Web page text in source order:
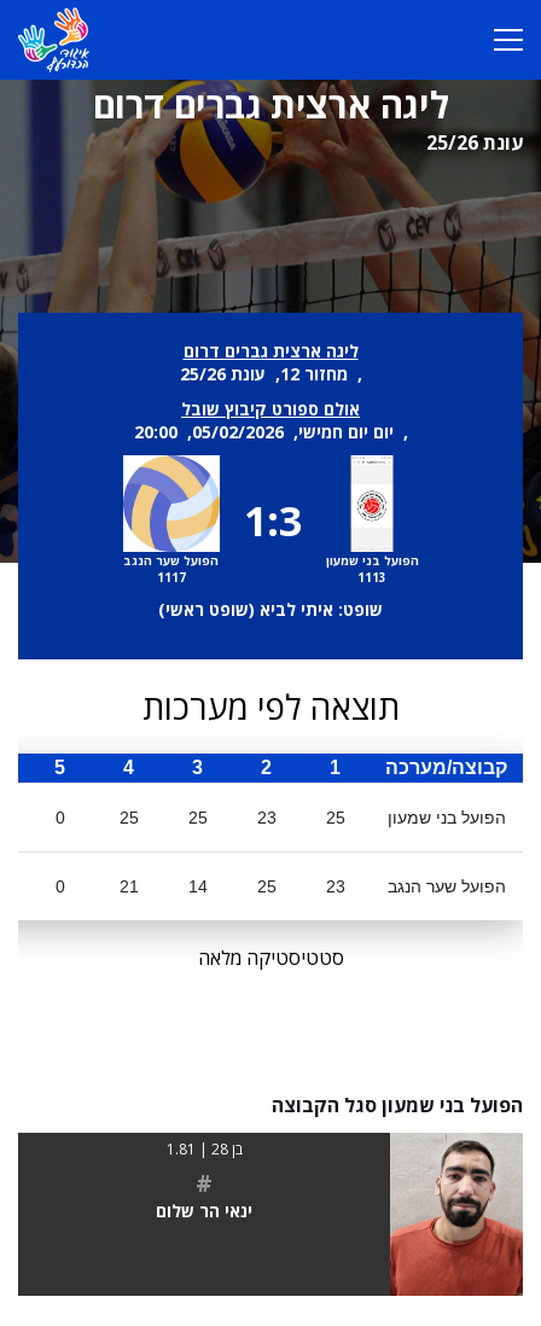
ליגה ארצית גברים דרום
עונת 25/26
ליגה ארצית גברים דרום
, מחזור 12, עונת 25/26
אולם ספורט קיבוץ שובל
, יום יום חמישי, 05/02/2026, 20:00
הפועל בני שמעון
1113
1:3
הפועל שער הנגב
1117
שופט: איתי לביא (שופט ראשי)
תוצאה לפי מערכות
קבוצה/מערכה 1
2
3
4
5
הפועל בני שמעון 25
23
25
25
0
הפועל שער הנגב 23
25
14
21
0
סטטיסטיקה מלאה
הפועל בני שמעון סגל הקבוצה
בן 28 | 1.81
#
ינאי הר שלום